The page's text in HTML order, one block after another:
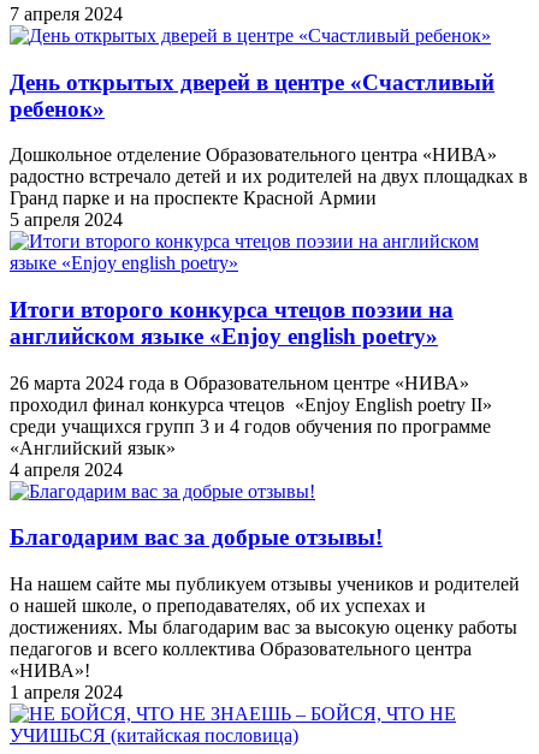
7 апреля 2024
День открытых дверей в центре «Счастливый
ребенок»
Дошкольное отделение Образовательного центра «НИВА»
радостно встречало детей и их родителей на двух площадках в
Гранд парке и на проспекте Красной Армии
5 апреля 2024
Итоги второго конкурса чтецов поэзии на
английском языке «Enjoy english poetry»
26 марта 2024 года в Образовательном центре «НИВА»
проходил финал конкурса чтецов «Enjoy English poetry II»
среди учащихся групп 3 и 4 годов обучения по программе
«Английский язык»
4 апреля 2024
Благодарим вас за добрые отзывы!
На нашем сайте мы публикуем отзывы учеников и родителей
о нашей школе, о преподавателях, об их успехах и
достижениях. Мы благодарим вас за высокую оценку работы
педагогов и всего коллектива Образовательного центра
«НИВА»!
1 апреля 2024